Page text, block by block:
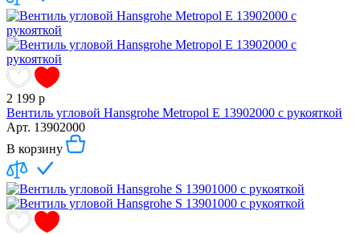
2 199 р
Вентиль угловой Hansgrohe Metropol E 13902000 с рукояткой
Арт. 13902000
В корзину